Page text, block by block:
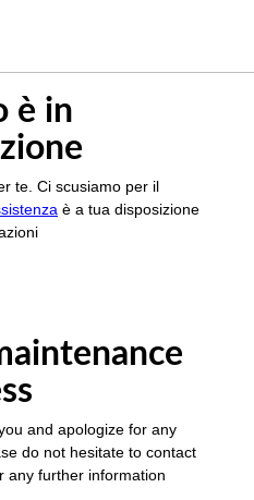
è in
te. Ci scusiamo per il
è a tua disposizione
and apologize for any
do not hesitate to contact
any further information